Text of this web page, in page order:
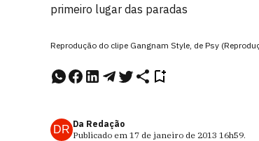
primeiro lugar das paradas
Reprodução do clipe Gangnam Style, de Psy
DR Da Redação
Publicado em 17 de janeiro de 2013 16h59.